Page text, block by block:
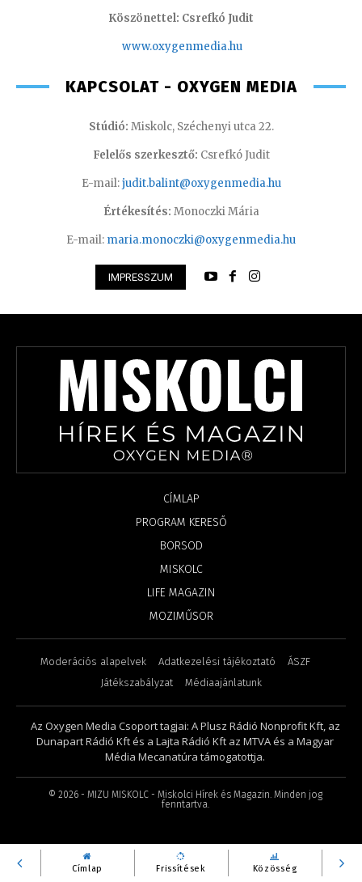
Címlap Frissítések Közösség
Köszönettel: Csrefkó Judit
www.oxygenmedia.hu
KAPCSOLAT - OXYGEN MEDIA
Stúdió: Miskolc, Széchenyi utca 22.
Felelős szerkesztő: Csrefkó Judit
E-mail:judit.balint@oxygenmedia.hu
Értékesítés: Monoczki Mária
E-mail: maria.monoczki@oxygenmedia.hu
IMPRESSZUM
CÍMLAP
PROGRAM KERESŐ
BORSOD
MISKOLC
LIFE MAGAZIN
MOZIMŰSOR
Moderációs alapelvek Adatkezelési tájékoztató
ÁSZF
Játékszabályzat
Médiaajánlatunk
Az Oxygen Media Csoport tagjai: A Plusz Rádió Nonprofit Kft, az
Dunapart Rádió Kft és a Lajta Rádió Kft az MTVA és a Magyar
Média Mecanatúra támogatottja.
© 2026- MIZU MISKOLC - Miskolci Hírek és Magazin. Minden jog
fenntartva.